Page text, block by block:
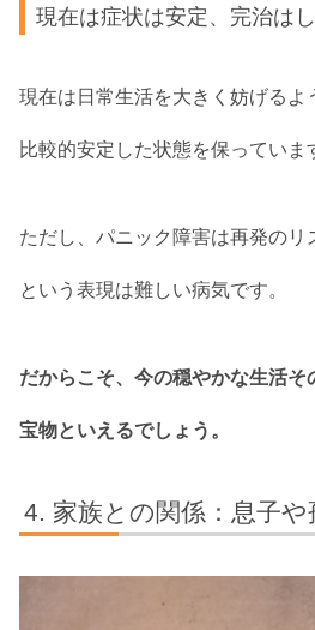
現在は症状は安定、完治は
現在は日常生活を大きく妨げるよ
比較的安定した状態を保っていま
ただし、パニック障害は再発のリ
という表現は難しい病気です。
だからこそ、今の穏やかな生活そ
宝物といえるでしょう。
家族との関係：息子